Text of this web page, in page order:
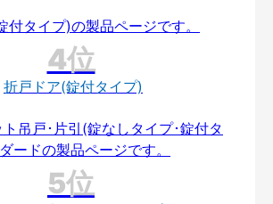
折戸ドア(錠付タイプ)